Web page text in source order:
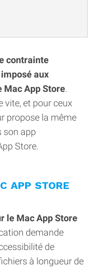
contrainte
aux
App Store.
vite, et pour ceux
propose la même
son app
Store.
APP STORE
le Mac App Store
demande
de
à longueur de